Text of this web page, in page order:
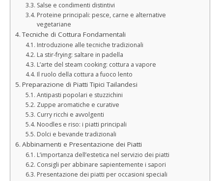
Salse e condimenti distintivi
Proteine principali: pesce, carne e alternative
vegetariane
Tecniche di Cottura Fondamentali
Introduzione alle tecniche tradizionali
La stir-frying: saltare in padella
L’arte del steam cooking: cottura a vapore
Il ruolo della cottura a fuoco lento
Preparazione di Piatti Tipici Tailandesi
Antipasti popolari e stuzzichini
Zuppe aromatiche e curative
Curry ricchi e avvolgenti
Noodles e riso: i piatti principali
Dolci e bevande tradizionali
Abbinamenti e Presentazione dei Piatti
L’importanza dell’estetica nel servizio dei piatti
Consigli per abbinare sapientemente i sapori
Presentazione dei piatti per occasioni speciali